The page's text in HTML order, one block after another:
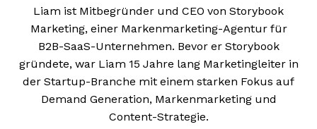
Liam ist Mitbegründer und CEO von Storybook
Marketing, einer Markenmarketing-Agentur für
B2B-SaaS-Unternehmen. Bevor er Storybook
gründete, war Liam 15 Jahre lang Marketingleiter in
der Startup-Branche mit einem starken Fokus auf
Demand Generation, Markenmarketing und
Content-Strategie.